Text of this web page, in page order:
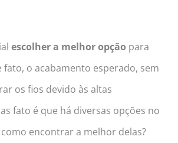
escolher a melhor opção para
o acabamento esperado, sem
os fios devido às altas
fato é que há diversas opções no
encontrar a melhor delas?